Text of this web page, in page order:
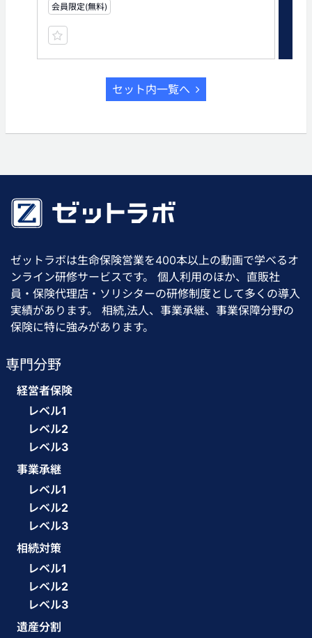
会員限定(無料)
セット内一覧へ
ゼットラボは生命保険営業を400本以上の動画で学べるオ
ンライン研修サービスです。 個人利用のほか、直販社
員・保険代理店・ソリシターの研修制度として多くの導入
実績があります。 相続,法人、事業承継、事業保障分野の
保険に特に強みがあります。
専門分野
経営者保険
レベル1
レベル2
レベル3
事業承継
レベル1
レベル2
レベル3
相続対策
レベル1
レベル2
レベル3
遺産分割